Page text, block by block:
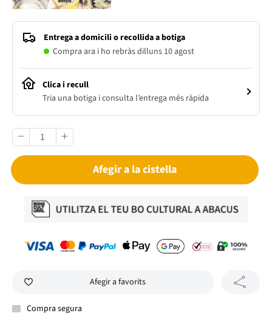
Entrega a domicili o recollida a botiga
Compra ara i ho rebràs dilluns 10 agost
Clica i recull
Tria una botiga i consulta l’entrega més ràpida
Afegir a la cistella
Afegir a favorits
Compra segura